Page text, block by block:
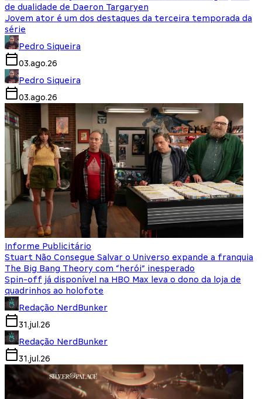
de dualidade de Daeron Targaryen
Jovem ator é um dos destaques da terceira temporada da
série
Pedro Siqueira
03.ago.26
Pedro Siqueira
03.ago.26
Informe Publicitário
Stuart Não Consegue Salvar o Universo expande a franquia
The Big Bang Theory com “herói” inesperado
Spin-off já disponível na HBO Max leva o dono da loja de
quadrinhos ao holofote
Redação NerdBunker
31.jul.26
Redação NerdBunker
31.jul.26